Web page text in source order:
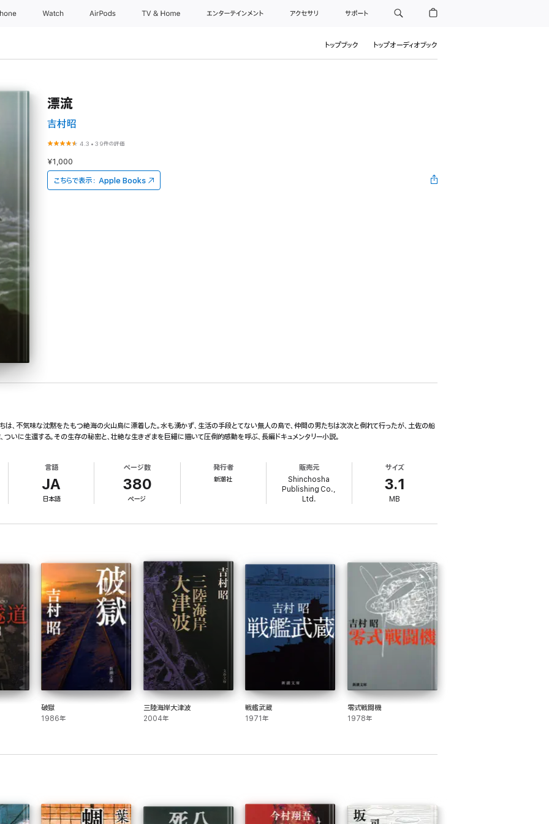
Watch AirPods TV & Home エンターテインメント アクセサリ サポート
トップブック トップオーディオブック
漂流
吉村昭
4.3 •39件の評価
¥1,000
こちらで表示： Apple Books
は、不気味な沈黙をたもつ絶海の火山島に漂着した。水も湧かず、生活の手段とてない無人の島で、仲間の男たちは次次と倒れて行ったが、土佐の船
いに生還する。その生存の秘密と、壮絶な生きざまを巨細に描いて圧倒的感動を呼ぶ、長編ドキュメンタリー小説。
言語
JA
日本語
ページ数
380
ページ
発行者
新潮社
販売元
Shinchosha
Publishing Co.,
Ltd.
サイズ
3.1
MB
破獄
1986年
三陸海岸大津波
2004年
戦艦武蔵
1971年
零式戦闘機
1978年